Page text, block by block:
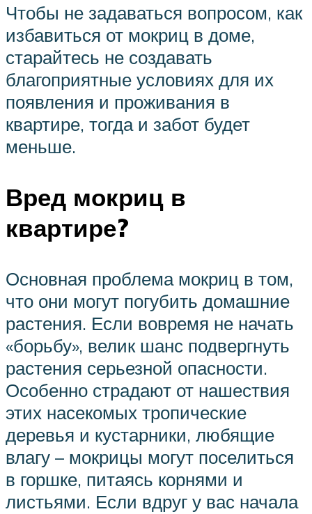
Чтобы не задаваться вопросом, как
избавиться от мокриц в доме,
старайтесь не создавать
благоприятные условиях для их
появления и проживания в
квартире, тогда и забот будет
меньше.
Вред мокриц в
квартире?
Основная проблема мокриц в том,
что они могут погубить домашние
растения. Если вовремя не начать
«борьбу», велик шанс подвергнуть
растения серьезной опасности.
Особенно страдают от нашествия
этих насекомых тропические
деревья и кустарники, любящие
влагу – мокрицы могут поселиться
в горшке, питаясь корнями и
листьями. Если вдруг у вас начала